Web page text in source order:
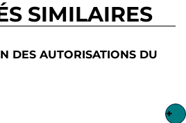
SIMILAIRES
DES AUTORISATIONS DU
+